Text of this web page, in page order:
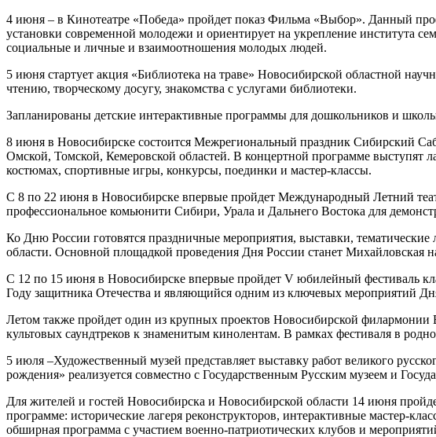
4 июня – в Кинотеатре «Победа» пройдет показ Фильма «Выбор». Данный
установки современной молодежи и ориентирует на укрепление института
социальные и личные и взаимоотношения молодых людей.
5 июня стартует акция «Библиотека на траве» Новосибирской областной
чтению, творческому досугу, знакомства с услугами библиотеки.
Запланированы детские интерактивные программы для дошкольников и
8 июня в Новосибирске состоится Межрегиональный праздник Сибирский
Омской, Томской, Кемеровской областей. В концертной программе
костюмах, спортивные игры, конкурсы, поединки и мастер-классы.
С 8 по 22 июня в Новосибирске впервые пройдет Международный Летний
профессиональное комьюнити Сибири, Урала и Дальнего Востока для
Ко Дню России готовятся праздничные мероприятия, выставки,
области. Основной площадкой проведения Дня России станет Михайловская
С 12 по 15 июня в Новосибирске впервые пройдет V юбилейный фестиваль
Году защитника Отечества и являющийся одним из ключевых мероприятий
Летом также пройдет один из крупных проектов Новосибирской
культовых саундтреков к знаменитым кинолентам. В рамках фестиваля в
5 июля –Художественный музей представляет выставку работ великого
рождения» реализуется совместно с Государственным Русским музеем и
Для жителей и гостей Новосибирска и Новосибирской области 14 июня
программе: исторические лагеря реконструкторов, интерактивные мастер-
обширная программа с участием военно-патриотических клубов и